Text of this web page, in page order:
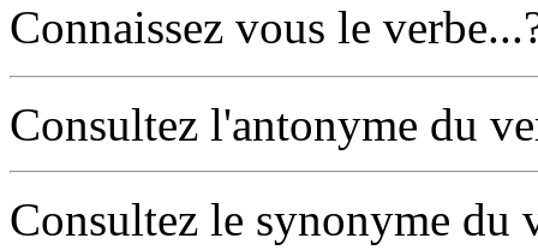
Connaissez vous le
Consultez l'antonyme du
Consultez le synonyme du